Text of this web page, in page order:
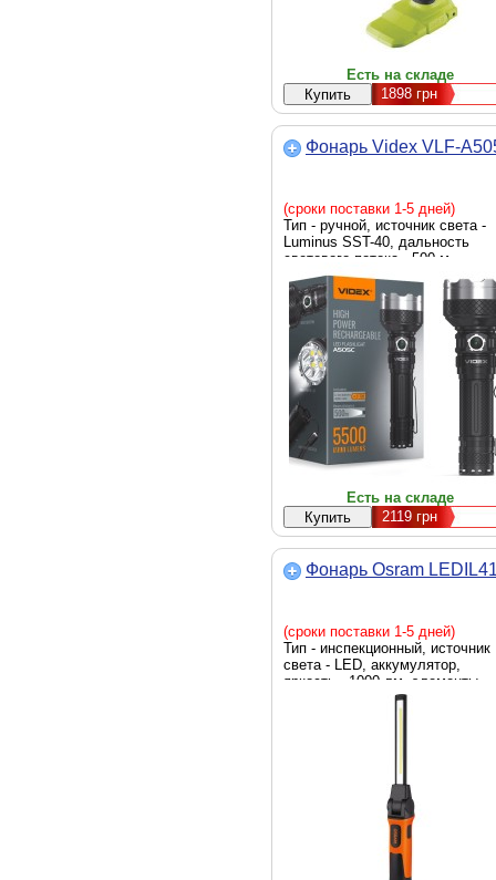
Есть на складе
1898 грн
Фонарь Videx VLF-
(сроки поставки 1-5 дней)
Тип - ручной, источник света -
Luminus SST-40, дальность
светового потока - 500 м,
аккумулятор, яркость - 5500
люмен, элементы питания -
18650, 21700, Li-Ion, вес - 163 г
Есть на складе
2119грн
Фонарь Osram
(сроки поставки 1-5 дней)
Тип - инспекционный, источник
света - LED, аккумулятор,
яркость - 1000 лм, элементы
питания - Li-Ion, вес - 308 г